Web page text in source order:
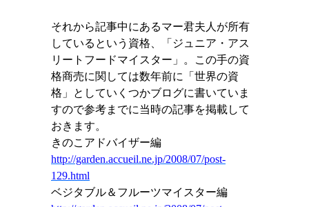
それから記事中にあるマー君夫人が所有
しているという資格、「ジュニア・アス
リートフードマイスター」。この手の資
格商売に関しては数年前に「世界の資
格」としていくつかブログに書いていま
すので参考までに当時の記事を掲載して
おきます。
きのこアドバイザー編
http://garden.accueil.ne.jp/2008/07/post-
129.html
ベジタブル＆フルーツマイスター編